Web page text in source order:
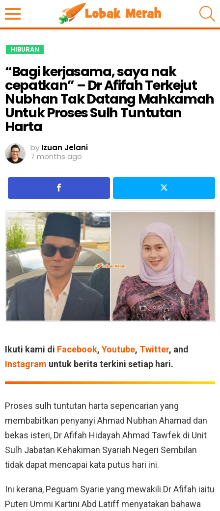
HIBURAN
“Bagi kerjasama, saya nak
cepatkan” – Dr Afifah Terkejut
Nubhan Tak Datang Mahkamah
Untuk Proses Sulh Tuntutan
Harta
by Izuan Jelani
7 months ago
Ikuti kami di Facebook, Youtube, Twitter, and
Instagram untuk berita terkini setiap hari.
Proses sulh tuntutan harta sepencarian yang
membabitkan penyanyi Ahmad Nubhan Ahamad dan
bekas isteri, Dr Afifah Hidayah Ahmad Tawfek di Unit
Sulh Jabatan Kehakiman Syariah Negeri Sembilan
tidak dapat mencapai kata putus hari ini.
Ini kerana, Peguam Syarie yang mewakili Dr Afifah iaitu
Puteri Ummi Kartini Abd Latiff menyatakan bahawa